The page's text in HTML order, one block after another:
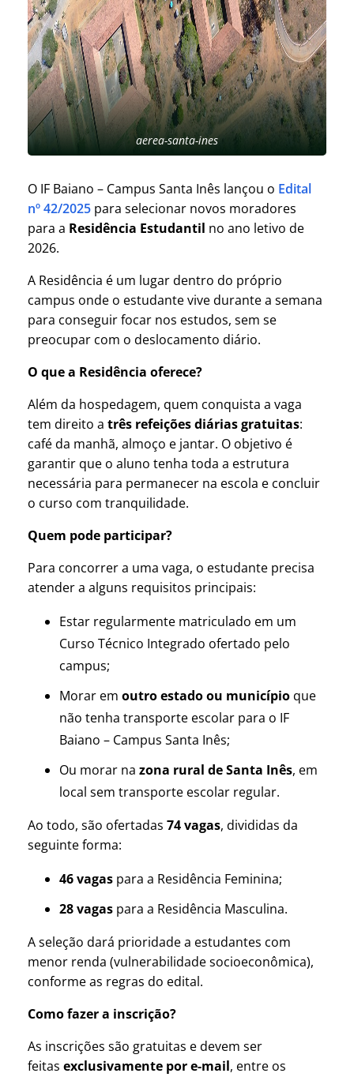
aerea-santa-ines
O IF Baiano – Campus Santa Inês lançou o Edital
nº 42/2025 para selecionar novos moradores
para a Residência Estudantil no ano letivo de
2026.
A Residência é um lugar dentro do próprio
campus onde o estudante vive durante a semana
para conseguir focar nos estudos, sem se
preocupar com o deslocamento diário.
O que a Residência oferece?
Além da hospedagem, quem conquista a vaga
tem direito a três refeições diárias gratuitas:
café da manhã, almoço e jantar. O objetivo é
garantir que o aluno tenha toda a estrutura
necessária para permanecer na escola e concluir
o curso com tranquilidade.
Quem pode participar?
Para concorrer a uma vaga, o estudante precisa
atender a alguns requisitos principais:
Estar regularmente matriculado em um
Curso Técnico Integrado ofertado pelo
campus;
Morar em outro estado ou município que
não tenha transporte escolar para o IF
Baiano – Campus Santa Inês;
Ou morar na zona rural de Santa Inês, em
local sem transporte escolar regular.
Ao todo, são ofertadas 74 vagas, divididas da
seguinte forma:
46 vagas para a Residência Feminina;
28 vagas para a Residência Masculina.
A seleção dará prioridade a estudantes com
menor renda (vulnerabilidade socioeconômica),
conforme as regras do edital.
Como fazer a inscrição?
As inscrições são gratuitas e devem ser
feitas exclusivamente por e-mail, entre os